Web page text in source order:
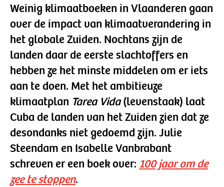
Weinig klimaatboeken in Vlaanderen gaan
over de impact van klimaatverandering in
het globale Zuiden. Nochtans zijn de
landen daar de eerste slachtoffers en
hebben ze het minste middelen om er iets
aan te doen. Met het ambitieuze
klimaatplan Tarea Vida(levenstaak) laat
Cuba de landen van het Zuiden zien dat ze
desondanks niet gedoemd zijn. Julie
Steendam en Isabelle Vanbrabant
schreven er een boek over: 100 jaar om de
zee te stoppen.